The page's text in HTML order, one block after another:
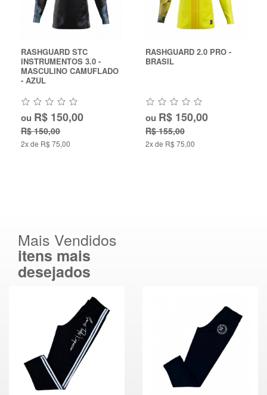
RASHGUARD STC
INSTRUMENTOS 3.0 -
MASCULINO CAMUFLADO
- AZUL
ou R$ 150,00
R$ 150,00
2x de R$ 75,00
RASHGUARD 2.0 PRO -
BRASIL
ou R$ 150,00
R$ 155,00
2x de R$ 75,00
Mais Vendidos
itens mais
desejados